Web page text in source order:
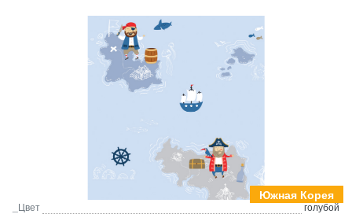
Южная Корея
_Цвет
голубой